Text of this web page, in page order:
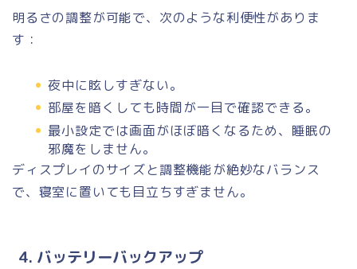
明るさの調整が可能で、次のような利便性がありま
す：
夜中に眩しすぎない。
部屋を暗くしても時間が一目で確認できる。
最小設定では画面がほぼ暗くなるため、睡眠の
邪魔をしません。
ディスプレイのサイズと調整機能が絶妙なバランス
で、寝室に置いても目立ちすぎません。
4. バッテリーバックアップ